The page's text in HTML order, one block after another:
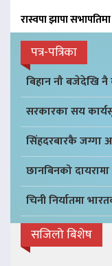
रास्वपा झापा
पत्र-पत्रिका
बिहान नौ बजेदेखि नै
सरकारका सय
सिंहदरबारकै जग्गा
छानबिनको
चिनी निर्यातमा
सजिलो बिशेष